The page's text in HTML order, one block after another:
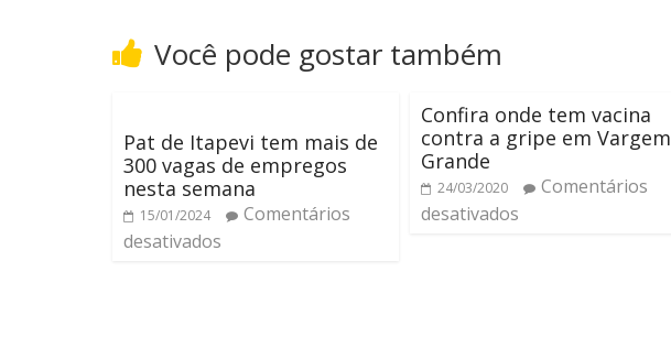
Você pode gostar também
Pat de Itapevi tem mais de
300 vagas de empregos
nesta semana
15/01/2024
Comentários
desativados
Confira onde tem vacina
contra a gripe em Vargem
Grande
24/03/2020
Comentários
desativados